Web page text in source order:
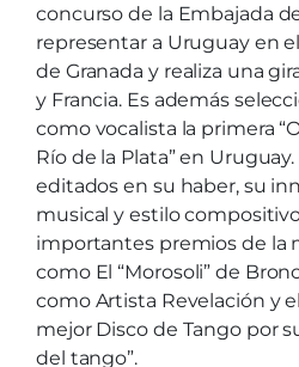
concurso de la Embajada
representar a Uruguay en
de Granada y realiza una
y Francia. Es además
como vocalista la primera
Río de la Plata” en
editados en su haber, su
musical y estilo
importantes premios de la
como El “Morosoli” de
como Artista Revelación y
mejor Disco de Tango por
del tango”.